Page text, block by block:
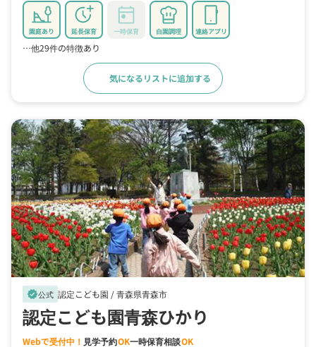
園庭あり 延長保育 一時保育 自園調理 連絡アプリ
…他29件の特徴あり
気になるリストに追加する
verified公式 認定こども園 /青森県青森市
認定こども園青森ひかり
Webで受付中！ 見学予約OK一時保育相談OK